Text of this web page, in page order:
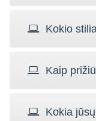
Kokio
Kaip
Kokia